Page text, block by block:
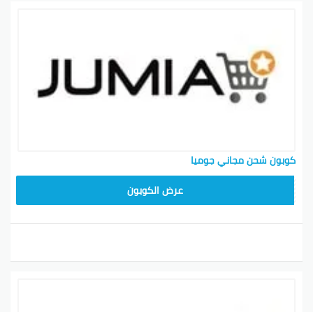
كوبون شحن مجاني جوميا
عرض الكوبون